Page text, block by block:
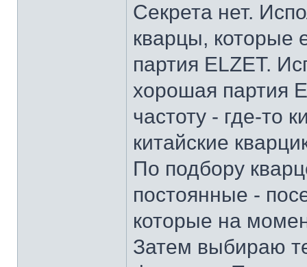
Секрета нет.
кварцы, которые
партия ELZET.
хорошая партия
частоту - где-то
китайские
По подбору
постоянные -
которые на
Затем выбираю